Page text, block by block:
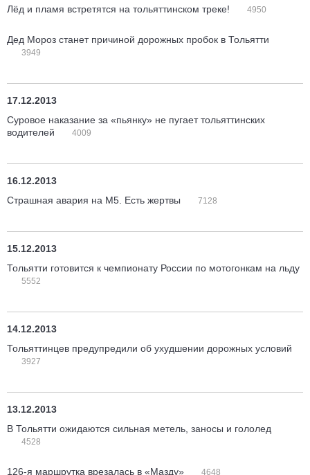
Лёд и пламя встретятся на тольяттинском треке!
4950
Дед Мороз станет причиной дорожных пробок в Тольятти
3949
17.12.2013
Суровое наказание за «пьянку» не пугает тольяттинских
водителей
4009
16.12.2013
Страшная авария на М5. Есть жертвы
7128
15.12.2013
Тольятти готовится к чемпионату России по мотогонкам на льду
5552
14.12.2013
Тольяттинцев предупредили об ухудшении дорожных условий
3927
13.12.2013
В Тольятти ожидаются сильная метель, заносы и гололед
4528
126-я маршрутка врезалась в «Мазду» 4648